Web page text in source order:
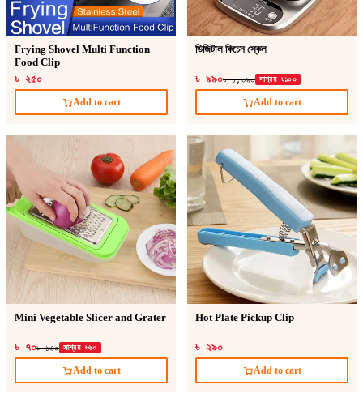
Frying Shovel Multi Function
Food Clip
৳ ২৫০
Add to cart
ডিজিটাল কিচেন স্কেল
৳ ৯৯০৳ ১,০৯০ সাশ্রয় ৳১০০
Add to cart
Mini Vegetable Slicer and Grater
৳ ৭০৳ ১৩০ সাশ্রয় ৳৬০
Add to cart
Hot Plate Pickup Clip
৳ ২৯০
Add to cart